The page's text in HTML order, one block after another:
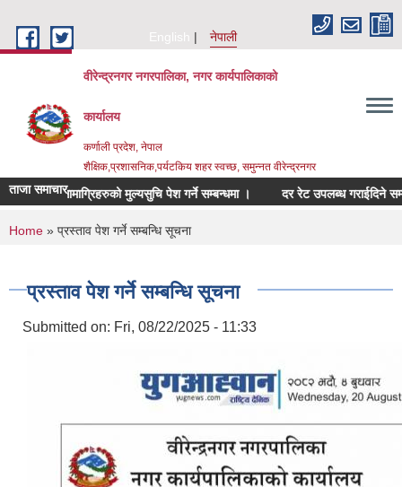
English
नेपाली
वीरेन्द्रनगर नगरपालिका, नगर कार्यपालिकाको
कार्यालय
कर्णाली प्रदेश, नेपाल
शैक्षिक,प्रशासनिक,पर्यटकिय शहर स्वच्छ, समुन्नत वीरेन्द्रनगर
ताजा समाचार
सामाग्रिहरुको मुल्यसुचि पेश गर्ने सम्बन्धमा । दर रेट उपलब्ध गराईदिने
You are here
Home » प्रस्ताव पेश गर्ने सम्बन्धि सूचना
प्रस्ताव पेश गर्ने सम्बन्धि सूचना
Submitted on: Fri, 08/22/2025 - 11:33